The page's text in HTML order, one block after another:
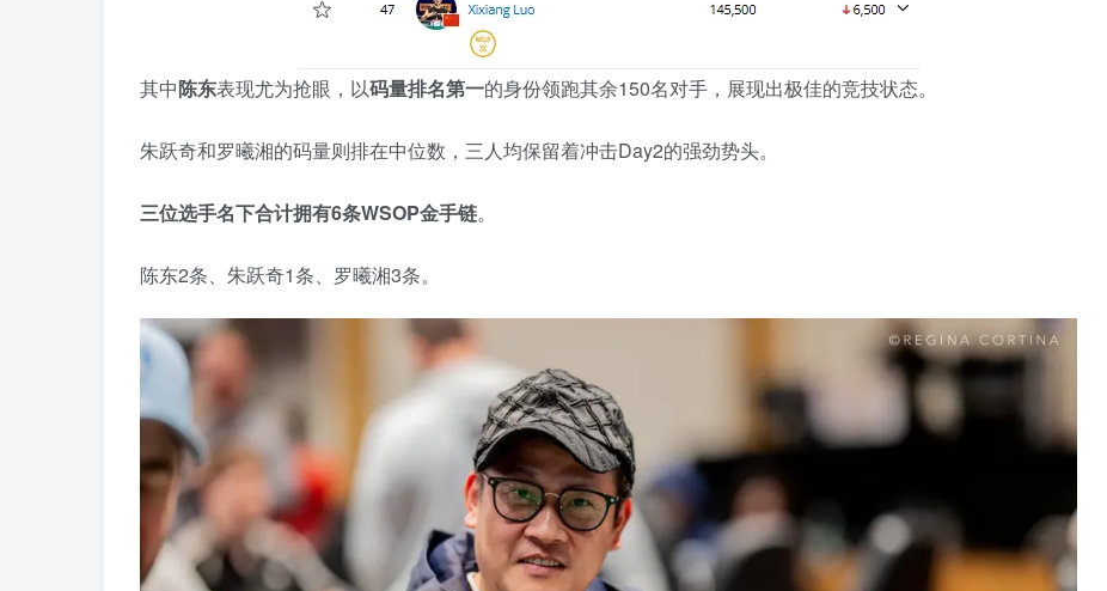
其中陈东表现尤为抢眼，以码量排名第一的身份领跑其余150名对手，展现出极佳的竞技状态。
朱跃奇和罗曦湘的码量则排在中位数，三人均保留着冲击Day2的强劲势头。
三位选手名下合计拥有6条WSOP金手链。
陈东2条、朱跃奇1条、罗曦湘3条。